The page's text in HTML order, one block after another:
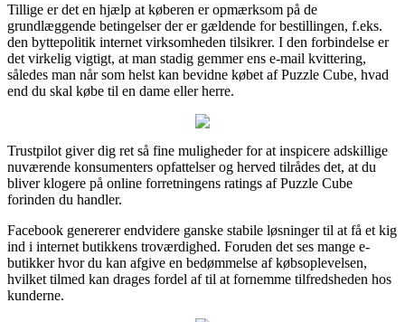
Tillige er det en hjælp at køberen er opmærksom på de
grundlæggende betingelser der er gældende for bestillingen, f.eks.
den byttepolitik internet virksomheden tilsikrer. I den forbindelse er
det virkelig vigtigt, at man stadig gemmer ens e-mail kvittering,
således man når som helst kan bevidne købet af Puzzle Cube, hvad
end du skal købe til en dame eller herre.
Trustpilot giver dig ret så fine muligheder for at inspicere adskillige
nuværende konsumenters opfattelser og herved tilrådes det, at du
bliver klogere på online forretningens ratings af Puzzle Cube
forinden du handler.
Facebook genererer endvidere ganske stabile løsninger til at få et kig
ind i internet butikkens troværdighed. Foruden det ses mange e-
butikker hvor du kan afgive en bedømmelse af købsoplevelsen,
hvilket tilmed kan drages fordel af til at fornemme tilfredsheden hos
kunderne.